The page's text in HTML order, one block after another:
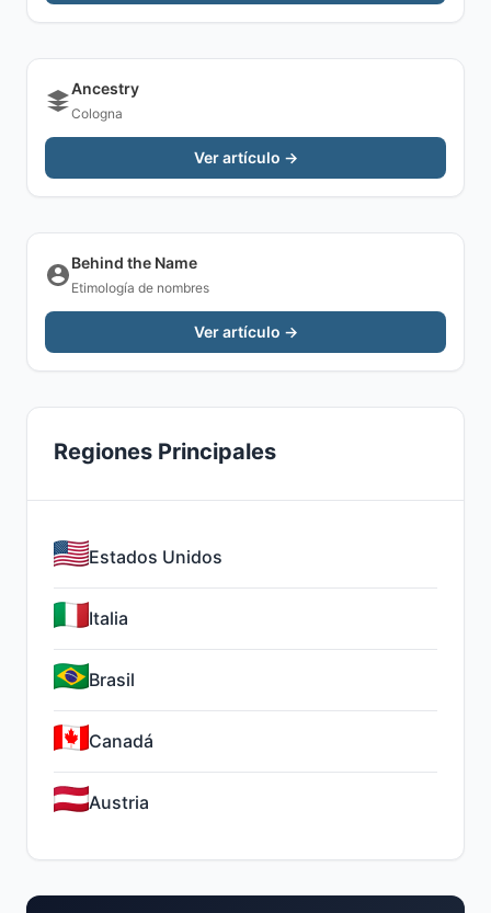
Ancestry
Cologna
Ver artículo →
Behind the Name
Etimología de nombres
Ver artículo →
Regiones Principales
Estados Unidos
Italia
Brasil
Canadá
Austria